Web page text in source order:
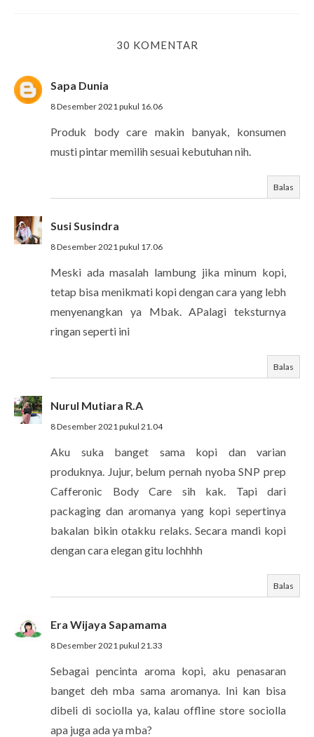
30 KOMENTAR
Sapa Dunia
8 Desember 2021 pukul 16.06
Produk body care makin banyak, konsumen
musti pintar memilih sesuai kebutuhan nih.
Balas
Susi Susindra
8 Desember 2021 pukul 17.06
Meski ada masalah lambung jika minum kopi,
tetap bisa menikmati kopi dengan cara yang lebh
menyenangkan ya Mbak. APalagi teksturnya
ringan seperti ini
Balas
Nurul Mutiara R.A
8 Desember 2021 pukul 21.04
Aku suka banget sama kopi dan varian
produknya. Jujur, belum pernah nyoba SNP prep
Cafferonic Body Care sih kak. Tapi dari
packaging dan aromanya yang kopi sepertinya
bakalan bikin otakku relaks. Secara mandi kopi
dengan cara elegan gitu lochhhh
Balas
Era Wijaya Sapamama
8 Desember 2021 pukul 21.33
Sebagai pencinta aroma kopi, aku penasaran
banget deh mba sama aromanya. Ini kan bisa
dibeli di sociolla ya, kalau offline store sociolla
apa juga ada ya mba?